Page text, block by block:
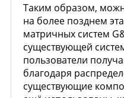
Таким образом,
на более позднем
матричных систем
существующей
пользователи
благодаря
существующие